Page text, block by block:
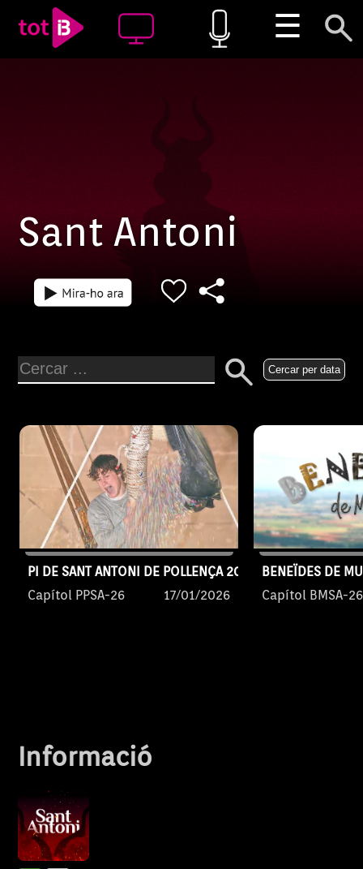
☰
Sant Antoni
Cercar per data
PI DE SANT ANTONI DE POLLENÇA 2026
Capítol PPSA-26
17/01/2026
Episodi: PPSA-26
4 h 19 min
BENEÏDES DE
Capítol BMSA-26
Informació
Joan Rebassa